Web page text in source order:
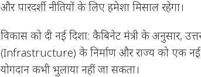
और पारदर्शी नीतियों के लिए हमेशा मिसाल रहेगा।
विकास को दी नई दिशा: कैबिनेट मंत्री के अनुसार,
(Infrastructure) के निर्माण और राज्य को एक नई
योगदान कभी भुलाया नहीं जा सकता।